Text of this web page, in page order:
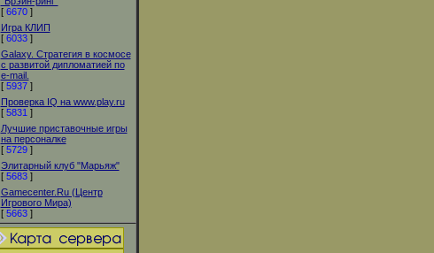
[ 6670]
Игра КЛИП
[ 6033]
Galaxy. Стратегия в космосе
с развитой дипломатией по
e-mail.
[ 5937]
Проверка IQ на www.play.ru
[ 5831 ]
Лучшие приставочные игры
на персоналке
[ 5729]
Элитарный клуб "Марьяж"
[ 5683]
Gamecenter.Ru (Центр
Игрового Мира)
[ 5663]